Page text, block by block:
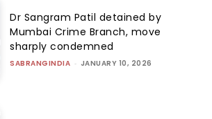
Dr Sangram Patil detained by
Mumbai Crime Branch, move
sharply condemned
SABRANGINDIA - JANUARY 10, 2026